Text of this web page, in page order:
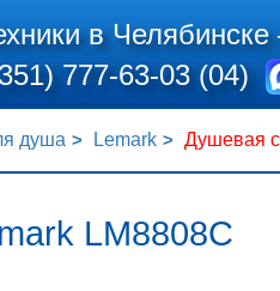
в
777-63-03 (04)
душа Lemark Душевая
LM8808C